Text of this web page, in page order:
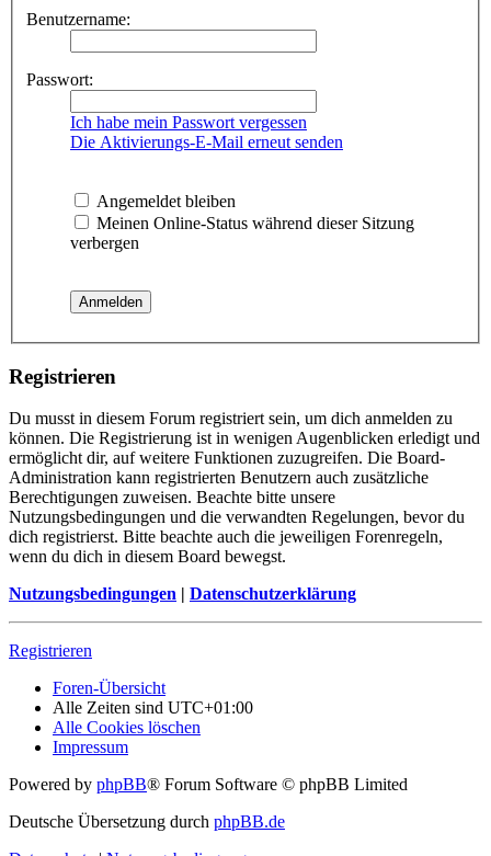
Benutzername:
Passwort:
Ich habe mein Passwort vergessen
Die Aktivierungs-E-Mail erneut senden
Angemeldet bleiben
Meinen Online-Status während dieser Sitzung
verbergen
Registrieren
Du musst in diesem Forum registriert sein, um dich anmelden zu
können. Die Registrierung ist in wenigen Augenblicken erledigt und
ermöglicht dir, auf weitere Funktionen zuzugreifen. Die Board-
Administration kann registrierten Benutzern auch zusätzliche
Berechtigungen zuweisen. Beachte bitte unsere
Nutzungsbedingungen und die verwandten Regelungen, bevor du
dich registrierst. Bitte beachte auch die jeweiligen Forenregeln,
wenn du dich in diesem Board bewegst.
Nutzungsbedingungen | Datenschutzerklärung
Registrieren
Foren-Übersicht
Alle Zeiten sind UTC+01:00
Alle Cookies löschen
Impressum
Powered by phpBB® Forum Software © phpBB Limited
Deutsche Übersetzung durch phpBB.de